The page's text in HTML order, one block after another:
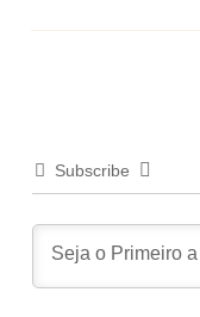
Subscribe